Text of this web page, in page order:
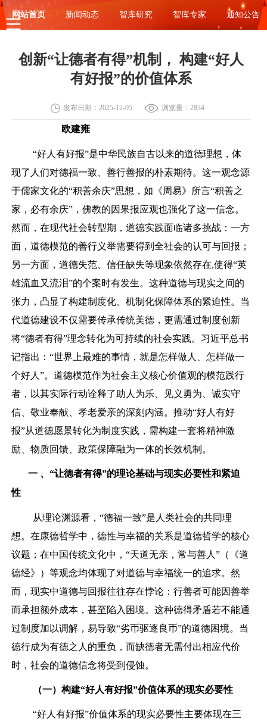
网站首页 新闻动态 智库研究 智库专家 通知公告
创新“让德者有得”机制， 构建“好人
有好报”的价值体系
发布日期：2025-12-05 浏览量：2834
欧建雍
“好人有好报”是中华民族自古以来的道德理想，体
现了人们对德福一致、善行善报的朴素期待。这一观念源
于儒家文化的“积善余庆”思想，如《周易》所言“积善之
家，必有余庆”，佛教的因果报应观也强化了这一信念。
然而，在现代社会转型期，道德实践面临诸多挑战：一方
面，道德模范的善行义举需要得到全社会的认可与回报；
另一方面，道德失范、信任缺失等现象依然存在,使得“英
雄流血又流泪”的个案时有发生。这种道德与现实之间的
张力，凸显了构建制度化、机制化保障体系的紧迫性。当
代道德建设不仅需要传承传统美德，更需通过制度创新
将“德者有得”理念转化为可持续的社会实践。习近平总书
记指出：“世界上最难的事情，就是怎样做人、怎样做一
个好人”。道德模范作为社会主义核心价值观的模范践行
者，以其实际行动诠释了助人为乐、见义勇为、诚实守
信、敬业奉献、孝老爱亲的深刻内涵。推动“好人有好
报”从道德愿景转化为制度实践，需构建一套将精神激
励、物质回馈、政策保障融为一体的长效机制。
一 、“让德者有得”的理论基础与现实必要性和紧迫
性
从理论渊源看，“德福一致”是人类社会的共同理
想。在康德哲学中，德性与幸福的关系是道德哲学的核心
议题；在中国传统文化中，“天道无亲，常与善人”（《道
德经》）等观念均体现了对道德与幸福统一的追求。然
而，现实中道德与回报往往存在悖论：行善者可能因善举
而承担额外成本，甚至陷入困境。这种德得矛盾若不能通
过制度加以调解，易导致“劣币驱逐良币”的道德困境。当
德行成为有德之人的重负，而缺德者无需付出相应代价
时，社会的道德信念将受到侵蚀。
（一）构建“好人有好报”价值体系的现实必要性
“好人有好报”价值体系的现实必要性主要体现在三